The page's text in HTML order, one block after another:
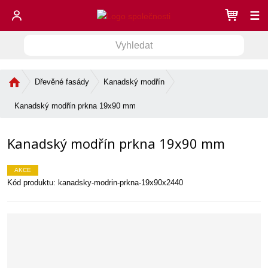
☰
o
í
t
r
a
Dřevěné fasády Kanadský modřín
Kanadský modřín prkna 19x90 mm
Kanadský modřín prkna 19x90 mm
AKCE
Kód produktu: kanadsky-modrin-prkna-19x90x2440